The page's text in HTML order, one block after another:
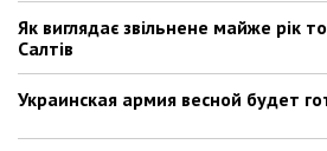
Як виглядає звільнене майже рік
Салтів
Украинская армия весной будет